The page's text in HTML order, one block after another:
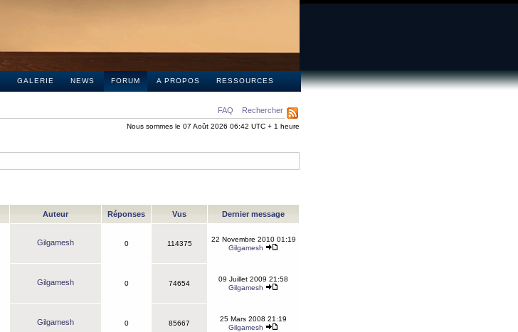
GALERIE NEWS FORUM A PROPOS RESSOURCES
FAQ Rechercher
Nous sommes le 07 Août 2026 06:42 UTC + 1 heure
Auteur Réponses Vus Dernier message
Gilgamesh 0 114375
22 Novembre 2010 01:19
Gilgamesh
Gilgamesh 0 74654
09 Juillet 2009 21:58
Gilgamesh
Gilgamesh 0 85667
25 Mars 2008 21:19
Gilgamesh